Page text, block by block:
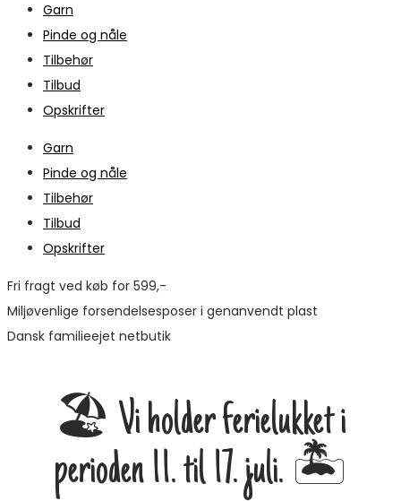
Garn
Pinde og nåle
Tilbehør
Tilbud
Opskrifter
Garn
Pinde og nåle
Tilbehør
Tilbud
Opskrifter
Fri fragt ved køb for 599,-
Miljøvenlige forsendelsesposer i genanvendt plast
Dansk familieejet netbutik
🏖️ Vi holder ferielukket i
perioden 11. til 17. juli. 🏝️